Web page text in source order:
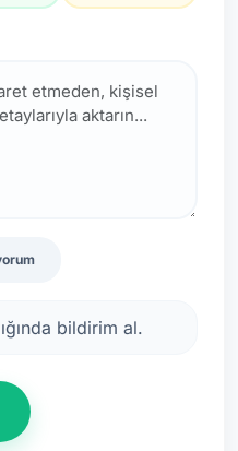
bildirim al.